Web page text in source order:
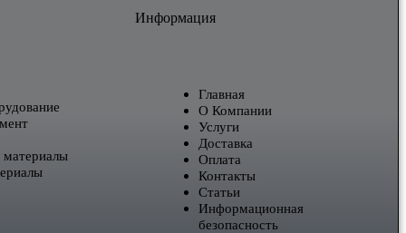
материалы
Информация
Главная
О Компании
Услуги
Доставка
Оплата
Контакты
Статьи
Информационная
безопасность